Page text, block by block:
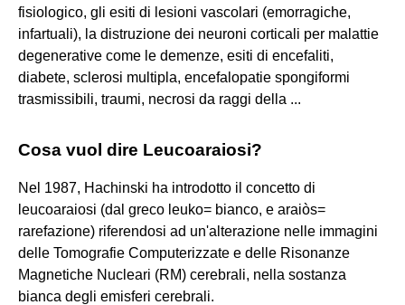
fisiologico, gli esiti di lesioni vascolari (emorragiche,
infartuali), la distruzione dei neuroni corticali per malattie
degenerative come le demenze, esiti di encefaliti,
diabete, sclerosi multipla, encefalopatie spongiformi
trasmissibili, traumi, necrosi da raggi della ...
Cosa vuol dire Leucoaraiosi?
Nel 1987, Hachinski ha introdotto il concetto di
leucoaraiosi (dal greco leuko= bianco, e araiòs=
rarefazione) riferendosi ad un'alterazione nelle immagini
delle Tomografie Computerizzate e delle Risonanze
Magnetiche Nucleari (RM) cerebrali, nella sostanza
bianca degli emisferi cerebrali.